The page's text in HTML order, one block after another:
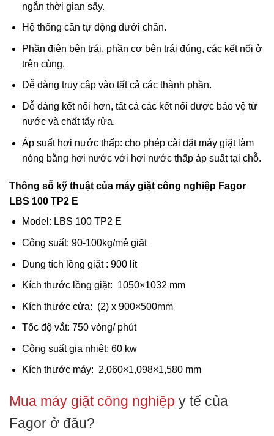
ngắn thời gian sấy.
Hệ thống cân tự động dưới chân.
Phần điện bên trái, phần cơ bên trái đúng, các kết nối ở
trên cùng.
Dễ dàng truy cập vào tất cả các thành phần.
Dễ dàng kết nối hơn, tất cả các kết nối được bảo vệ từ
nước và chất tẩy rửa.
Áp suất hơi nước thấp: cho phép cài đặt máy giặt làm
nóng bằng hơi nước với hơi nước thấp áp suất tại chỗ.
Thông sỗ kỹ thuật của máy giặt công nghiệp Fagor
LBS 100 TP2 E
Model: LBS 100 TP2 E
Công suất: 90-100kg/mẻ giặt
Dung tích lồng giặt : 900 lít
Kích thước lồng giặt: 1050×1032 mm
Kích thước cửa: (2) x 900×500mm
Tốc độ vắt: 750 vòng/ phút
Công suất gia nhiệt: 60 kw
Kích thước máy: 2,060×1,098×1,580 mm
Mua máy giặt công nghiệp y tế của
Fagor ở đâu?